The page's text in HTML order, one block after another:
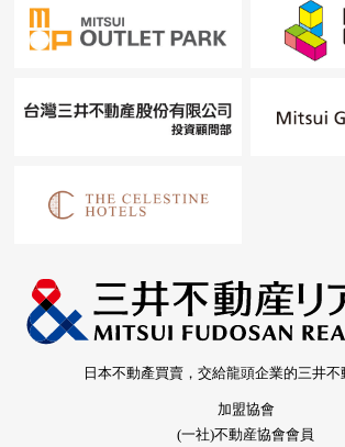
日本不動產買賣，交給龍頭企業的三井不
加盟協會
(一社)不動産協會會員